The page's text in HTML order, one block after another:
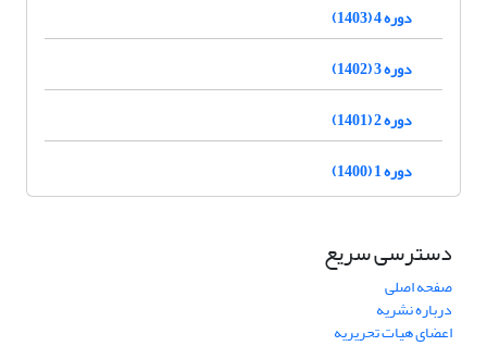
دوره 4 (1403)
دوره 3 (1402)
دوره 2 (1401)
دوره 1 (1400)
دسترسی سریع
صفحه اصلی
درباره نشریه
اعضای هیات تحریریه